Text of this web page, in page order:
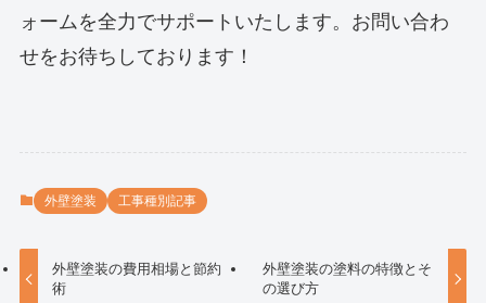
ォームを全力でサポートいたします。お問い合わ
せをお待ちしております！
外壁塗装 工事種別記事
外壁塗装の費用相場と節約
術
外壁塗装の塗料の特徴とそ
の選び方